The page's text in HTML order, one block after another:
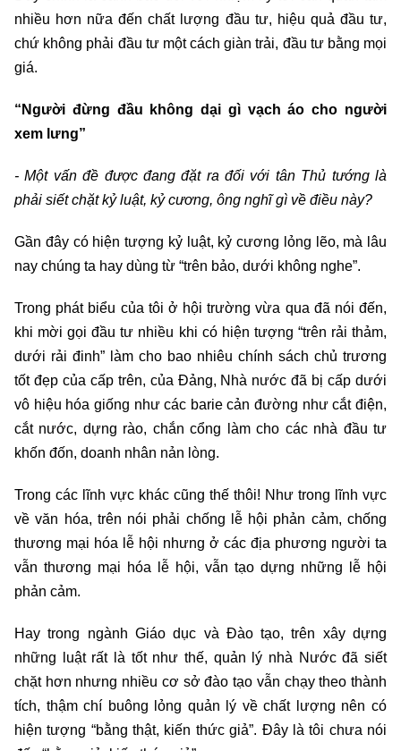
nhiều hơn nữa đến chất lượng đầu tư, hiệu quả đầu tư,
chứ không phải đầu tư một cách giàn trải, đầu tư bằng mọi
giá.
“Người đừng đầu không dại gì vạch áo cho người
xem lưng”
- Một vấn đề được đang đặt ra đối với tân Thủ tướng là
phải siết chặt kỷ luật, kỷ cương, ông nghĩ gì về điều này?
Gần đây có hiện tượng kỷ luật, kỷ cương lỏng lẽo, mà lâu
nay chúng ta hay dùng từ “trên bảo, dưới không nghe”.
Trong phát biểu của tôi ở hội trường vừa qua đã nói đến,
khi mời gọi đầu tư nhiều khi có hiện tượng “trên rải thảm,
dưới rải đinh” làm cho bao nhiêu chính sách chủ trương
tốt đẹp của cấp trên, của Đảng, Nhà nước đã bị cấp dưới
vô hiệu hóa giống như các barie cản đường như cắt điện,
cắt nước, dựng rào, chắn cổng làm cho các nhà đầu tư
khốn đốn, doanh nhân nản lòng.
Trong các lĩnh vực khác cũng thế thôi! Như trong lĩnh vực
về văn hóa, trên nói phải chống lễ hội phản cảm, chống
thương mại hóa lễ hội nhưng ở các địa phương người ta
vẫn thương mại hóa lễ hội, vẫn tạo dựng những lễ hội
phản cảm.
Hay trong ngành Giáo dục và Đào tạo, trên xây dựng
những luật rất là tốt như thế, quản lý nhà Nước đã siết
chặt hơn nhưng nhiều cơ sở đào tạo vẫn chạy theo thành
tích, thậm chí buông lỏng quản lý về chất lượng nên có
hiện tượng “bằng thật, kiến thức giả”. Đây là tôi chưa nói